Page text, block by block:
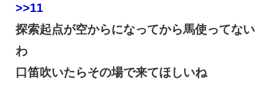
>>11
探索起点が空からになってから馬使ってない
わ
口笛吹いたらその場で来てほしいね